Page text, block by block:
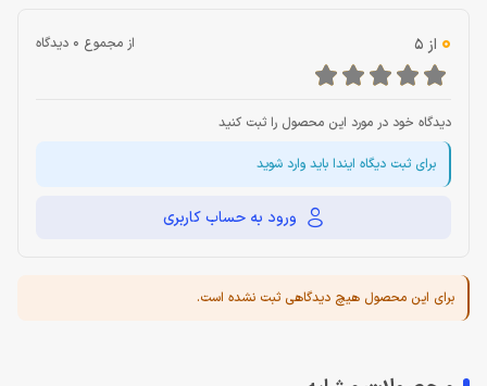
0 از 5 از مجموع 0 دیدگاه
دیدگاه خود در مورد این محصول را ثبت کنید
برای ثبت دیگاه ایندا باید وارد شوید
ورود به حساب کاربری
برای این محصول هیچ دیدگاهی ثبت نشده است.